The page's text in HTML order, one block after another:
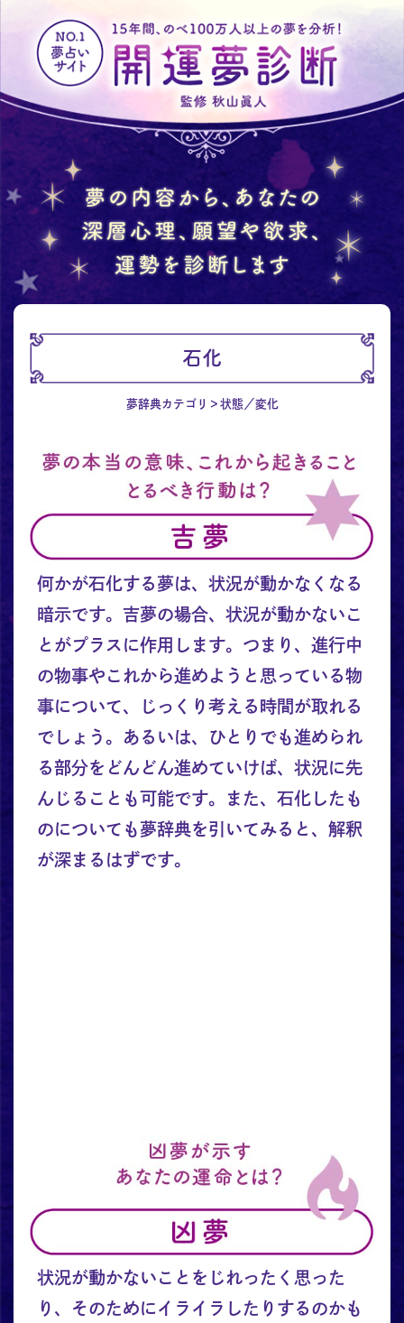
石化
夢辞典カテゴリ 状態／変化
何かが石化する夢は、状況が動かなくなる
暗示です。吉夢の場合、状況が動かないこ
とがプラスに作用します。つまり、進行中
の物事やこれから進めようと思っている物
事について、じっくり考える時間が取れる
でしょう。あるいは、ひとりでも進められ
る部分をどんどん進めていけば、状況に先
んじることも可能です。また、石化したも
のについても夢辞典を引いてみると、解釈
が深まるはずです。
状況が動かないことをじれったく思った
り、そのためにイライラしたりするのかも